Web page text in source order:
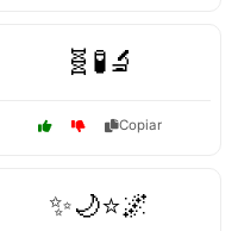
🧬🧪🔬
Copiar
✨🌙⭐🌌